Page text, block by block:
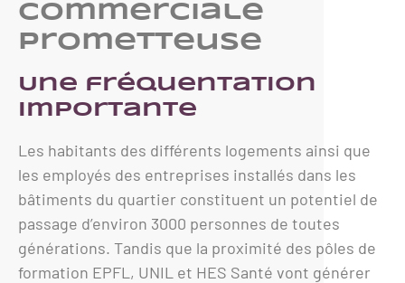
commerciale
prometteuse
Une fréquentation
importante
Les habitants des différents logements ainsi que
les employés des entreprises installés dans les
bâtiments du quartier constituent un potentiel de
passage d’environ 3000 personnes de toutes
générations. Tandis que la proximité des pôles de
formation EPFL, UNIL et HES Santé vont générer